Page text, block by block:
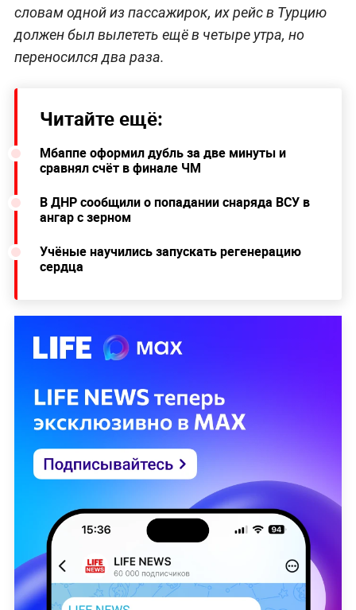
словам одной из пассажирок, их рейс в Турцию
должен был вылететь ещё в четыре утра, но
переносился два раза.
Читайте ещё:
Мбаппе оформил дубль за две минуты и
сравнял счёт в финале ЧМ
В ДНР сообщили о попадании снаряда ВСУ в
ангар с зерном
Учёные научились запускать регенерацию
сердца